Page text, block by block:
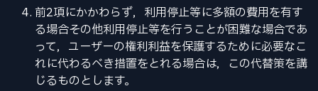
前2項にかかわらず，利用停止等に多額の費用を有す
る場合その他利用停止等を行うことが困難な場合であ
って，ユーザーの権利利益を保護するために必要なこ
れに代わるべき措置をとれる場合は，この代替策を講
じるものとします。